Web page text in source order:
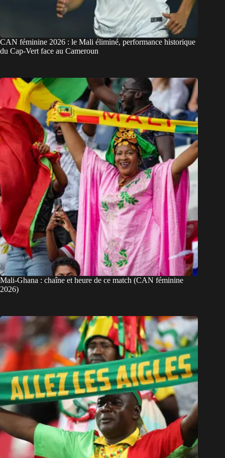
CAN féminine 2026 : le Mali éliminé, performance historique
du Cap-Vert face au Cameroun
Mali-Ghana : chaîne et heure de ce match (CAN féminine
2026)